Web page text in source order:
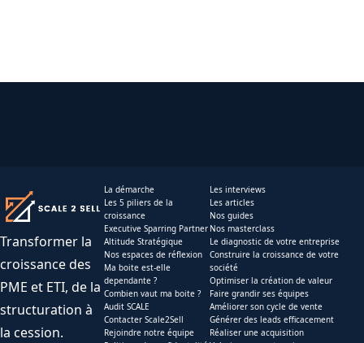
Transformer la
croissance des
PME et ETI, de la
structuration à
la cession.
La démarche
Les 5 piliers de la
croissance
Executive Sparring Partner
Altitude Stratégique
Nos espaces de réflexion
Ma boite est-elle
dependante ?
Combien vaut ma boite ?
Audit SCALE
Contacter Scale2Sell
Rejoindre notre équipe
Les interviews
Les articles
Nos guides
Nos masterclass
Le diagnostic de votre entreprise
Construire la croissance de votre
société
Optimiser la création de valeur
Faire grandir ses équipes
Améliorer son cycle de vente
Générer des leads efficacement
Réaliser une acquisition